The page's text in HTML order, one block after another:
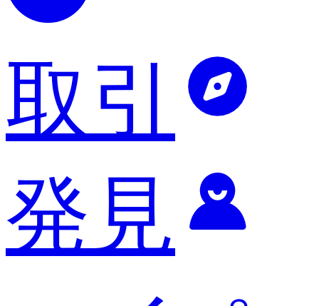
取引
発見